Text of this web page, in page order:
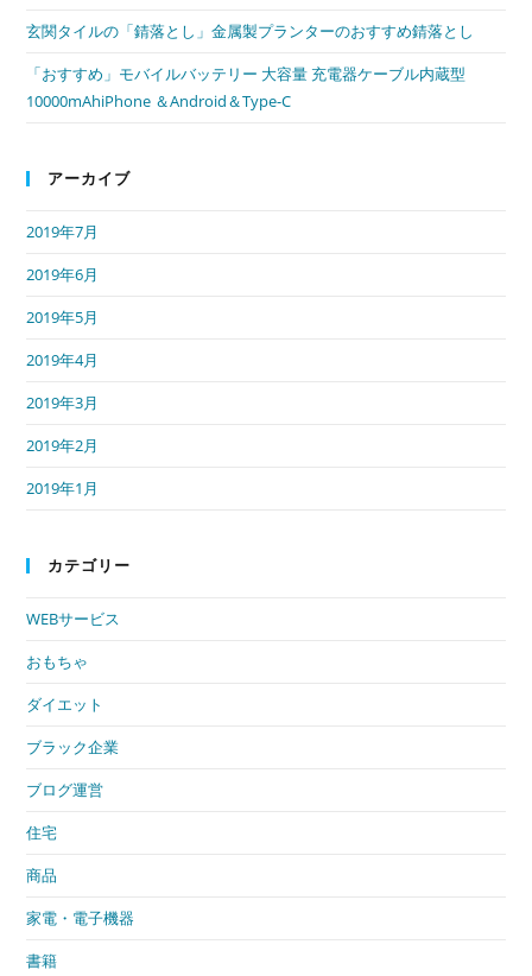
玄関タイルの「錆落とし」金属製プランターのおすすめ錆落とし
「おすすめ」モバイルバッテリー 大容量 充電器ケーブル内蔵型
10000mAhiPhone ＆Android＆Type-C
アーカイブ
2019年7月
2019年6月
2019年5月
2019年4月
2019年3月
2019年2月
2019年1月
カテゴリー
WEBサービス
おもちゃ
ダイエット
ブラック企業
ブログ運営
住宅
商品
家電・電子機器
書籍